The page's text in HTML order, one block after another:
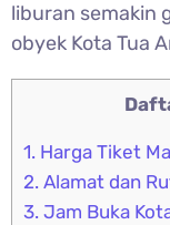
liburan semakin
obyek Kota Tua
1. Harga Tiket
2. Alamat dan
3. Jam Buka